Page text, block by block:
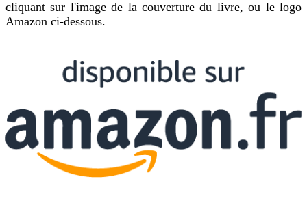
cliquant sur l'image de la couverture du livre, ou le logo
Amazon ci-dessous.